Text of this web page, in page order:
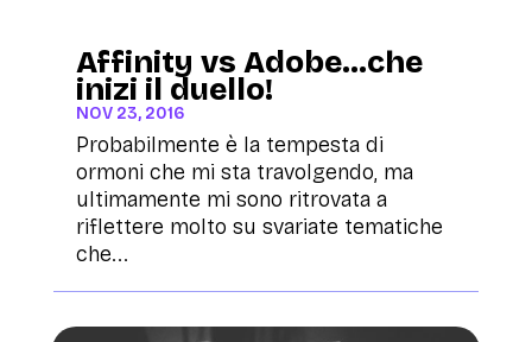
Affinity vs Adobe…che
inizi il duello!
NOV 23, 2016
Probabilmente è la tempesta di
ormoni che mi sta travolgendo, ma
ultimamente mi sono ritrovata a
riflettere molto su svariate tematiche
che...